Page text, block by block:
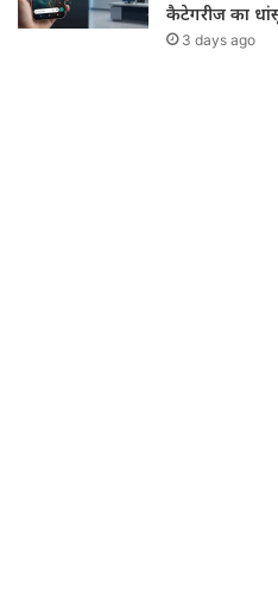
कैटेगरीज का
3 days ago